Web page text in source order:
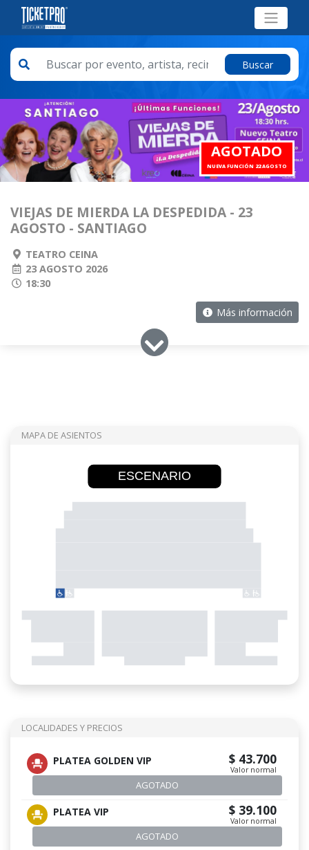
Buscar
AGOTADO
NUEVA FUNCIÓN 22 AGOSTO
VIEJAS DE MIERDA LA DESPEDIDA - 23
AGOSTO - SANTIAGO
TEATRO CEINA
23 AGOSTO 2026
18:30
Más información
MAPA DE ASIENTOS
ESCENARIO
LOCALIDADES Y PRECIOS
PLATEA GOLDEN VIP $ 43.700
Valor normal
AGOTADO
PLATEA VIP $ 39.100
Valor normal
AGOTADO